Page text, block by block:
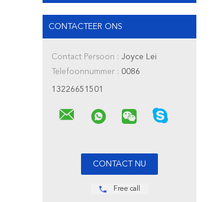
CONTACTEER ONS
Contact Persoon : Joyce Lei
Telefoonnummer : 0086
13226651501
Free call